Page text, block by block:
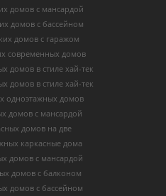
домов с мансардой
домов с бассейном
домов с гаражом
современных домов
домов в стиле хай-тек
домов в стиле хай-тек
одноэтажных домов
домов с мансардой
домов на две
каркасные дома
домов с мансардой
домов с балконом
домов с бассейном